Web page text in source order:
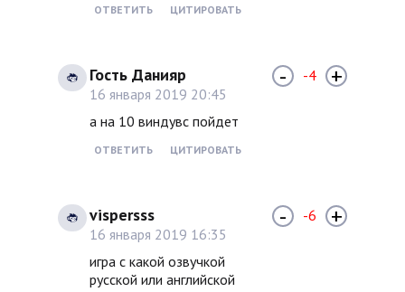
ОТВЕТИТЬ ЦИТИРОВАТЬ
Гость Данияр
16 января 2019 20:45
а на 10 виндувс пойдет
ОТВЕТИТЬ ЦИТИРОВАТЬ
- -4 +
vispersss
16 января 2019 16:35
игра с какой озвучкой
русской или английской
- -6 +